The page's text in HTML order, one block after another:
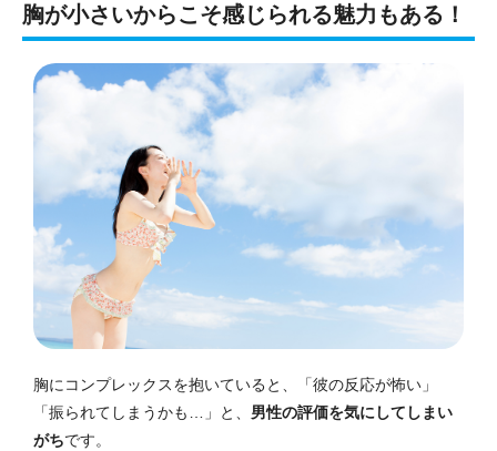
胸が小さいからこそ感じられる魅力もある！
胸にコンプレックスを抱いていると、「彼の反応が怖い」
「振られてしまうかも…」と、 男性の評価を気にしてしまい
がちです。